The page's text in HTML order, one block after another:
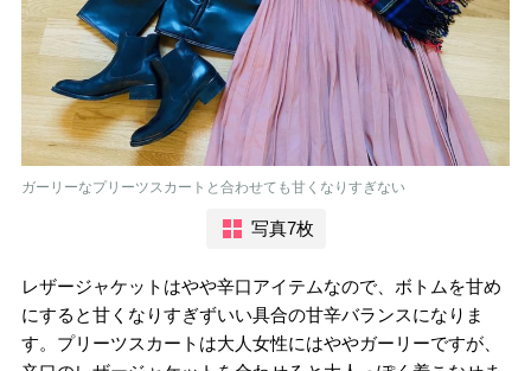
ガーリーなプリーツスカートと合わせても甘くなりすぎない
写真7枚
レザージャケットはやや辛口アイテムなので、ボトムを甘め
にすると甘くなりすぎずいい具合の甘辛バランスになりま
す。プリーツスカートは大人女性にはややガーリーですが、